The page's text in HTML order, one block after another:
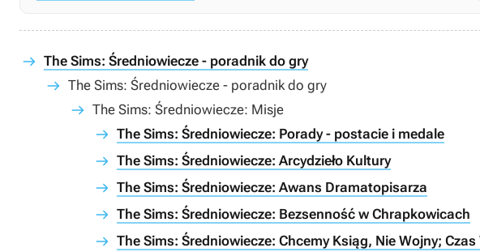
The Sims: Średniowiecze - poradnik do gry
The Sims: Średniowiecze - poradnik do gry
The Sims: Średniowiecze: Misje
The Sims: Średniowiecze: Porady - postacie i medale
The Sims: Średniowiecze: Arcydzieło Kultury
The Sims: Średniowiecze: Awans Dramatopisarza
The Sims: Średniowiecze: Bezsenność w Chrapkowicach
The Sims: Średniowiecze: Chcemy Ksiąg, Nie Wojny;